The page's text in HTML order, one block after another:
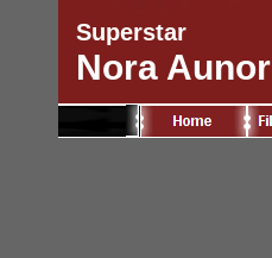
Superstar
Nora Aunor